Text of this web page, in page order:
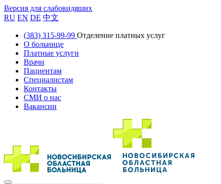
Версия для слабовидящих
RU EN DE 中文
(383) 315-99-99 Отделение платных услуг
О больнице
Платные услуги
Врачи
Пациентам
Специалистам
Контакты
СМИ о нас
Вакансии